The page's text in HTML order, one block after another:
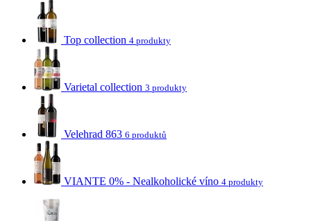
Top collection 4 produkty
Varietal collection 3 produkty
Velehrad 863 6 produktů
VIANTE 0% - Nealkoholické víno 4 produkty